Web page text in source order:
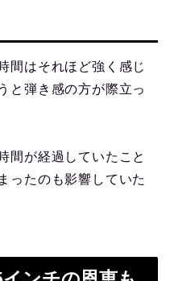
間はそれほど強く感じ
と弾き感の方が際立っ
間が経過していたこと
ったのも影響していた